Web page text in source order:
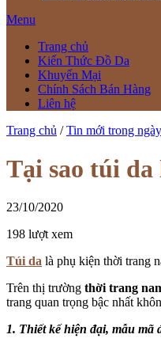
Menu
Trang chủ
Kiến Thức Đồ Da
Khuyến Mại
Chính Sách Bán Hàng
Liên hệ
Trang chủ /Tin mới trong ngày
Tại sao túi
23/10/2020
198 lượt xem
Túi da là phụ kiện thời trang
Trên thị trường thời trang
trang quan trọng bậc nhất
1. Thiết kế hiện đại, mẫu